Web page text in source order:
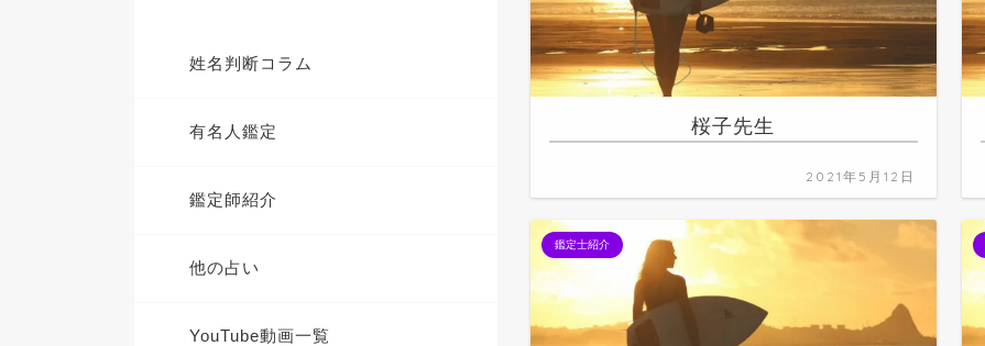
桜子先生
2021年5月12日
鑑定士紹介
姓名判断コラム
有名人鑑定
鑑定師紹介
他の占い
YouTube動画一覧